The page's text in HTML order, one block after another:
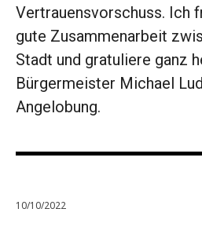
Vertrauensvorschuss. Ich
gute Zusammenarbeit
Stadt und gratuliere ganz
Bürgermeister Michael
Angelobung.
10/10/2022